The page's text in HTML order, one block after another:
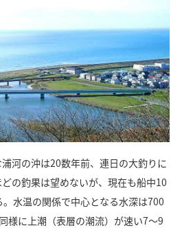
河の沖は20数年前、連日の大釣りに
の釣果は望めないが、現在も船中10
水温の関係で中心となる水深は700
様に上潮（表層の潮流）が速い7～9